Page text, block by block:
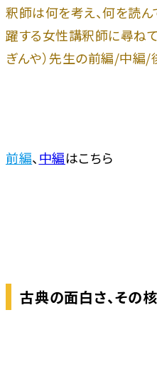
釈師は何を考え、何を読
躍する女性講釈師に尋ね
ぎんや）先生の前編/中編/
前編、中編はこちら
古典の面白さ、その